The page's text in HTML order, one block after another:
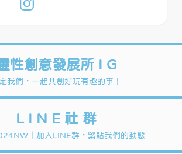
性創意發展所 I G
我們，一起共創好玩有趣的事！
L I N E 社 群
｜加入LINE群，緊貼我們的動態